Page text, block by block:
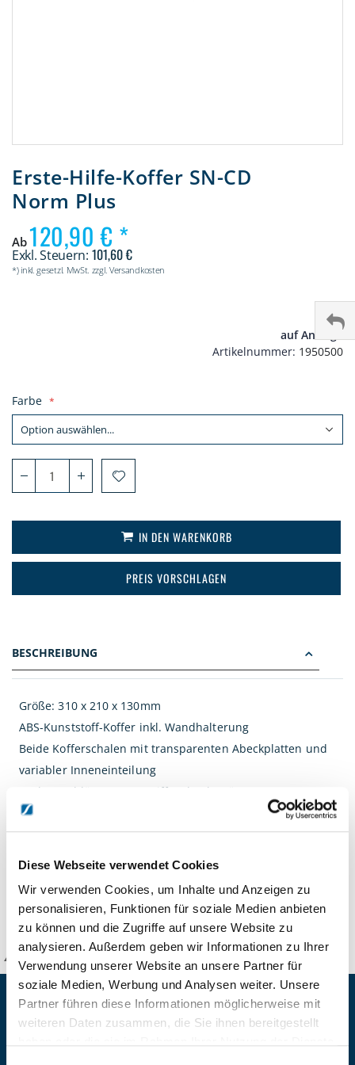
Diese Webseite verwendet Cookies
Wir verwenden Cookies, um Inhalte und Anzeigen zu
personalisieren, Funktionen für soziale Medien anbieten
zu können und die Zugriffe auf unsere Website zu
analysieren. Außerdem geben wir Informationen zu Ihrer
Verwendung unserer Website an unsere Partner für
soziale Medien, Werbung und Analysen weiter. Unsere
Partner führen diese Informationen möglicherweise mit
weiteren Daten zusammen, die Sie ihnen bereitgestellt
Anfang
der
Bildergalerie
springen
Erste-Hilfe-Koffer SN-CD
Norm Plus
Ab120,90 €
101,60 €
*) inkl. gesetzl. MwSt. zzgl. Versandkosten
auf Anfrage
Artikelnummer 1950500
Farbe
IN DEN WARENKORB
PREIS VORSCHLAGEN
BESCHREIBUNG
Größe: 310 x 210 x 130mm
ABS-Kunststoff-Koffer inkl. Wandhalterung
Beide Kofferschalen mit transparenten Abeckplatten und
variabler Inneneinteilung
Drehverschlüsse, Tragegriffe, Plombenösen,
Sicherheitsplombe
Siebdruckbeschriftung, Farbpiktogramme
DETAILS
KANZLSPERGER GmbH
KONTAKTIEREN SIE UNS